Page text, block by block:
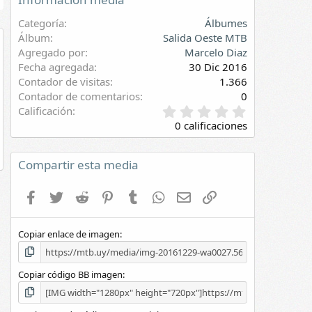
Categoría
Álbumes
Álbum
Salida Oeste MTB
Agregado por
Marcelo Diaz
Fecha agregada
30 Dic 2016
Contador de visitas
1.366
Contador de comentarios
0
Calificación
,
0
0
l
(
)
0 calificaciones
Compartir esta media
Facebook
Twitter Reddit PinterestTumblr WhatsApp
E-mail
Copiar enlace de imagen
Copiar código BB imagen